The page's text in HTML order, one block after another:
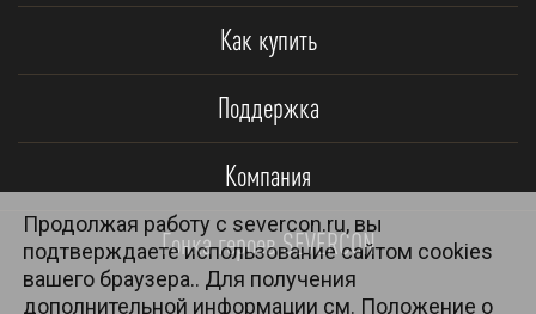
Как купить
Поддержка
Компания
Гонка героев SEVERCON
Продолжая работу с severcon.ru, вы
подтверждаете использование сайтом cookies
вашего браузера.. Для получения
дополнительной информации см. Положение о